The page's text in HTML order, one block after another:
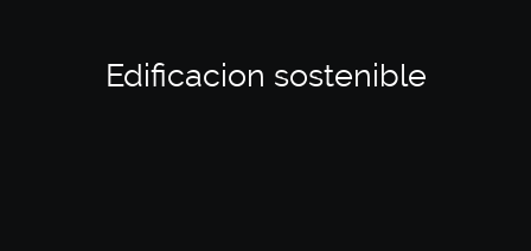
Edificacion sostenible